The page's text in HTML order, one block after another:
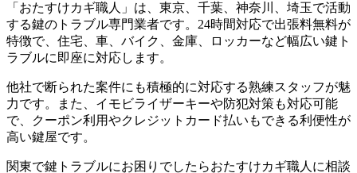
「おたすけカギ職人」は、東京、千葉、神奈川、埼玉で活動
する鍵のトラブル専門業者です。24時間対応で出張料無料が
特徴で、住宅、車、バイク、金庫、ロッカーなど幅広い鍵ト
ラブルに即座に対応します。
他社で断られた案件にも積極的に対応する熟練スタッフが魅
力です。また、イモビライザーキーや防犯対策も対応可能
で、クーポン利用やクレジットカード払いもできる利便性が
高い鍵屋です。
関東で鍵トラブルにお困りでしたらおたすけカギ職人に相談